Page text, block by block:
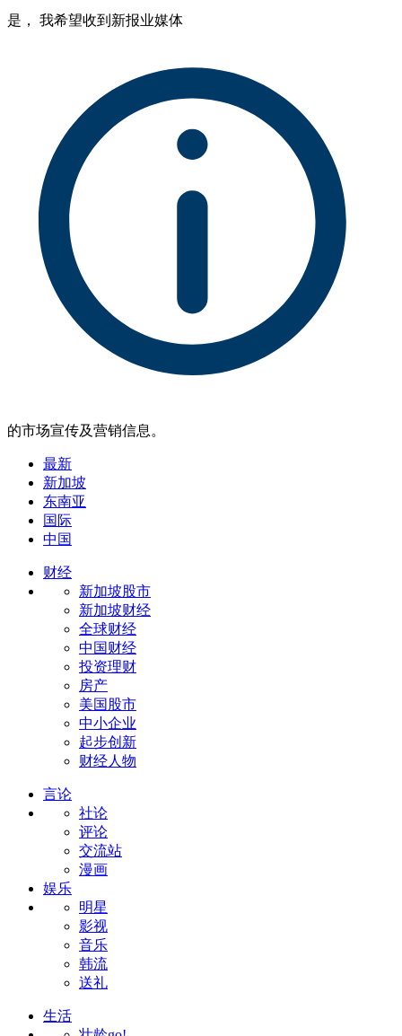
是， 我希望收到新报业媒体
的市场宣传及营销信息。
最新
新加坡
东南亚
国际
中国
财经
新加坡股市
新加坡财经
全球财经
中国财经
投资理财
房产
美国股市
中小企业
起步创新
财经人物
言论
社论
评论
交流站
漫画
娱乐
明星
影视
音乐
韩流
送礼
生活